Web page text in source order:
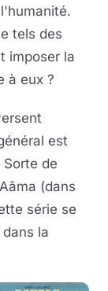
tels des
imposer la
à eux ?
est
de
(dans
série se
la